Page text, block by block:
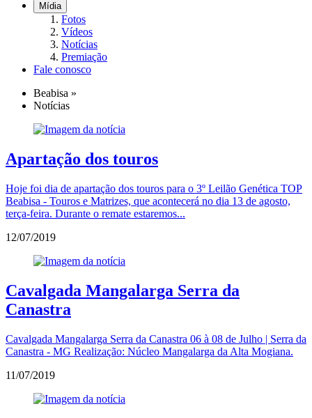
Mídia
Fotos
Vídeos
Notícias
Premiação
Fale conosco
Beabisa »
Notícias
Apartação dos touros
Hoje foi dia de apartação dos touros para o 3º Leilão Genética TOP
Beabisa - Touros e Matrizes, que acontecerá no dia 13 de agosto,
terça-feira. Durante o remate estaremos...
12/07/2019
Cavalgada Mangalarga Serra da
Canastra
Cavalgada Mangalarga Serra da Canastra 06 à 08 de Julho | Serra da
Canastra - MG Realização: Núcleo Mangalarga da Alta Mogiana.
11/07/2019